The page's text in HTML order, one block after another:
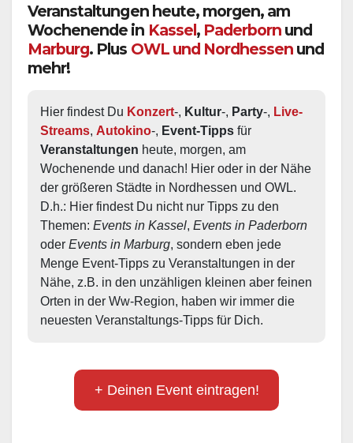
Veranstaltungen heute, morgen, am
Wochenende in Kassel, Paderborn und
Marburg. Plus OWL und Nordhessen und
mehr!
Hier findest Du Konzert-, Kultur-, Party-, Live-
Streams, Autokino-, Event-Tipps
Veranstaltungen heute, morgen, am
Wochenende und danach! Hier oder in der Nähe
der größeren Städte in Nordhessen und OWL.
D.h.: Hier findest Du nicht nur Tipps zu den
Themen: Events in Kassel, Events in Paderborn
oder Events in Marburg, sondern eben jede
Menge Event-Tipps zu Veranstaltungen in der
Nähe, z.B. in den unzähligen kleinen aber feinen
Orten in der Ww-Region, haben wir immer die
neuesten Veranstaltungs-Tipps für Dich.
+ Deinen Event eintragen!